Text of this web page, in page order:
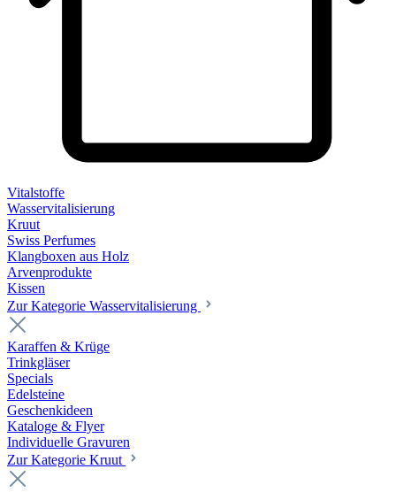
Vitalstoffe
Wasservitalisierung
Kruut
Swiss Perfumes
Klangboxen aus Holz
Arvenprodukte
Kissen
Zur Kategorie Wasservitalisierung
Karaffen & Krüge
Trinkgläser
Specials
Edelsteine
Geschenkideen
Kataloge & Flyer
Individuelle Gravuren
Zur Kategorie Kruut